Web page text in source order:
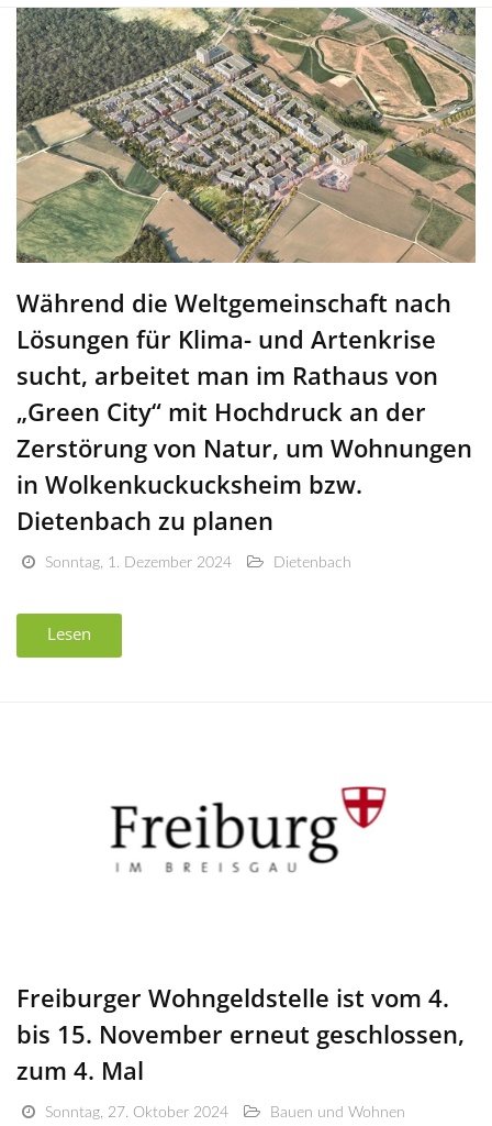
Während die Weltgemeinschaft nach
Lösungen für Klima- und Artenkrise
sucht, arbeitet man im Rathaus von
„Green City“ mit Hochdruck an der
Zerstörung von Natur, um Wohnungen
in Wolkenkuckucksheim bzw.
Dietenbach zu planen
Sonntag, 1. Dezember 2024 Dietenbach
Lesen
Freiburger Wohngeldstelle ist vom 4.
bis 15. November erneut geschlossen,
zum 4. Mal
Sonntag, 27. Oktober 2024 Bauen und Wohnen